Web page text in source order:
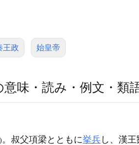
王政 始皇帝
意味・読み・例文・類
。叔父項梁とともに挙兵 し、漢